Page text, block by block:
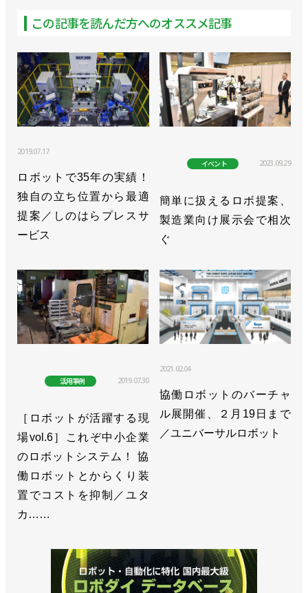
この記事を読んだ方へのオススメ記事
2019.07.17
ロボットで35年の実績！
独自の立ち位置から最適
提案／しのはらプレスサ
ービス
イベント 2023.09.29
簡単に扱えるロボ提案、
製造業向け展示会で相次
ぐ
活用事例 2019.07.30
［ロボットが活躍する現
場vol.6］これぞ中小企業
のロボットシステム！ 協
働ロボットとからくり装
置でコストを抑制／ユタ
カ……
2021.02.04
協働ロボットのバーチャ
ル展開催、２月19日まで
／ユニバーサルロボット